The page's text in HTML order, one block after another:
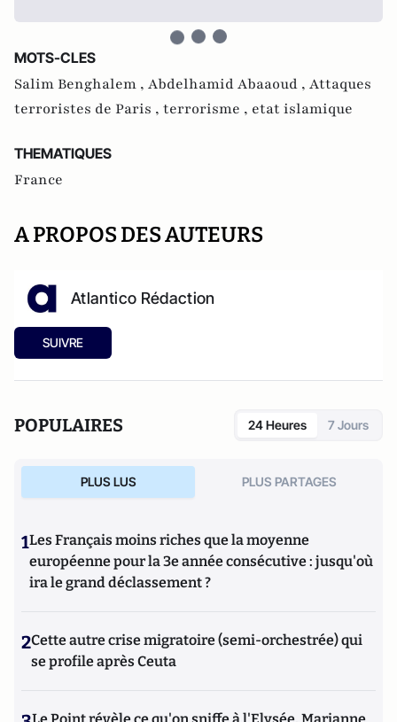
MOTS-CLES
Salim Benghalem , Abdelhamid Abaaoud , Attaques
terroristes de Paris , terrorisme , etat islamique
THEMATIQUES
France
A PROPOS DES AUTEURS
Atlantico Rédaction
SUIVRE
POPULAIRES 24 Heures 7 Jours
PLUS LUS PLUS PARTAGES
1Les Français moins riches que la moyenne
européenne pour la 3e année consécutive : jusqu'où
ira le grand déclassement ?
2Cette autre crise migratoire (semi-orchestrée) qui
se profile après Ceuta
Le Point révèle ce qu'on sniffe à l'Elysée, Marianne